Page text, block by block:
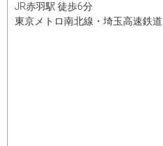
JR赤羽駅 徒歩6分
東京メトロ南北線・埼玉高速鉄